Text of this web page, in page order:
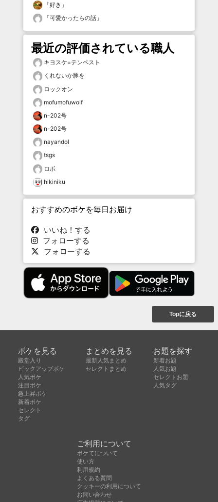
「好き 」
「可愛かったらの話 」
最近の評価されている職人
キヨスケ=テンペスト
くれないか豚を
ロックオン
mofumofuwolf
n-202号
n-202号
nayandol
tsgs
ロボ
hikiniku
おすすめのボケを毎日お届け
いいね！する
フォローする
フォローする
Topに戻る
ボケを見る
殿堂入り
ピックアップボケ
人気ボケ
注目ボケ
急上昇ボケ
新着ボケ
セレクト
タグ
まとめを見る
最新人気まとめ
セレクトまとめ
お題を探す
新着お題
人気お題
セレクトお題
人気タグ
ご利用について
ボケてについて
使い方
利用規約
よくある質問
クッキーの利用について
お問い合わせ